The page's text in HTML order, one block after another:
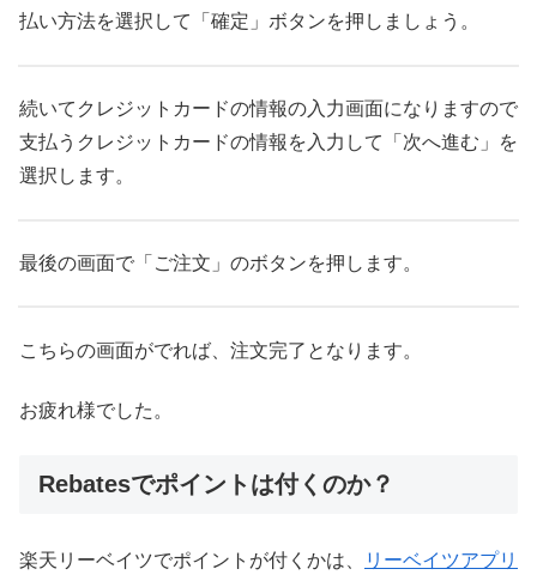
払い方法を選択して「確定」ボタンを押しましょう。
続いてクレジットカードの情報の入力画面になりますので
支払うクレジットカードの情報を入力して「次へ進む」を
選択します。
最後の画面で「ご注文」のボタンを押します。
こちらの画面がでれば、注文完了となります。
お疲れ様でした。
Rebatesでポイントは付くのか？
楽天リーベイツでポイントが付くかは、
リーベイツアプリ